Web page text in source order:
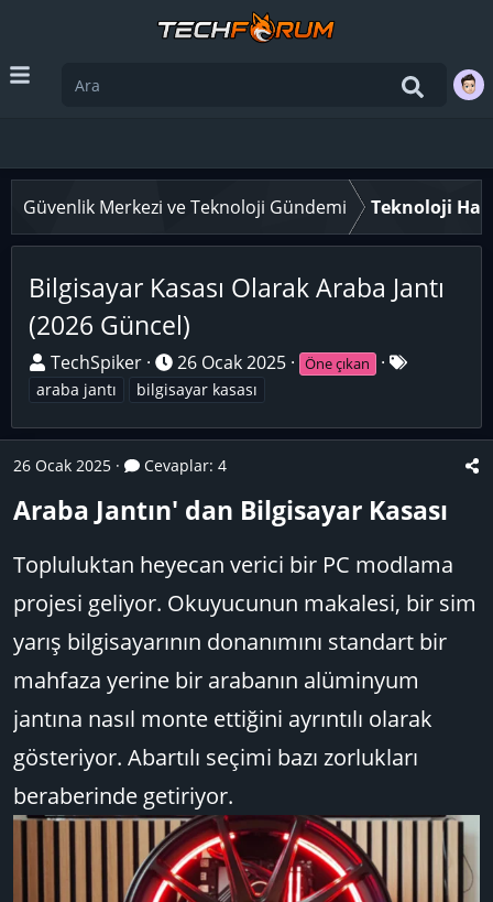
Güvenlik Merkezi ve Teknoloji Gündemi Teknoloji
Bilgisayar Kasası Olarak Araba Jantı
(2026 Güncel)
K
o
u
y
B
ş
l
t
a
TechSpiker
B
a
l
a
ç
t
r
i
i
26 Ocak 2025 Öne çıkan
E
k
l
r
araba jantı bilgisayar kasası
26 Ocak 2025 Cevaplar: 4
Araba Jantın' dan Bilgisayar Kasası​
Topluluktan heyecan verici bir PC modlama
projesi geliyor. Okuyucunun makalesi, bir sim
yarış bilgisayarının donanımını standart bir
mahfaza yerine bir arabanın alüminyum
jantına nasıl monte ettiğini ayrıntılı olarak
gösteriyor. Abartılı seçimi bazı zorlukları
beraberinde getiriyor.